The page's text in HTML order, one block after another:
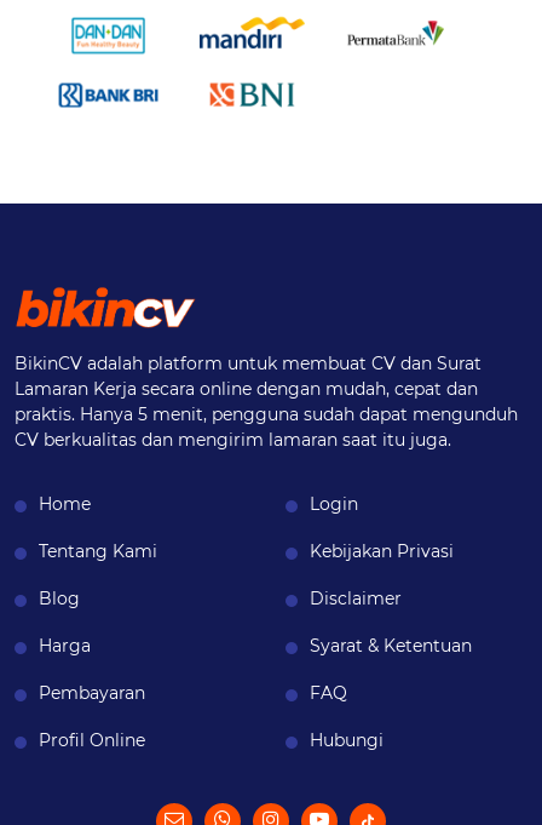
BikinCV adalah platform untuk membuat CV dan Surat
Lamaran Kerja secara online dengan mudah, cepat dan
praktis. Hanya 5 menit, pengguna sudah dapat mengunduh
CV berkualitas dan mengirim lamaran saat itu juga.
Home
Tentang Kami
Blog
Harga
Pembayaran
Profil Online
Login
Kebijakan Privasi
Disclaimer
Syarat & Ketentuan
FAQ
Hubungi